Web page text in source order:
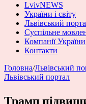
LvivNEWS
України і світу
Львівський
Суспільне
Компанії України
Контакти
Головна/Львівський
Львівський портал